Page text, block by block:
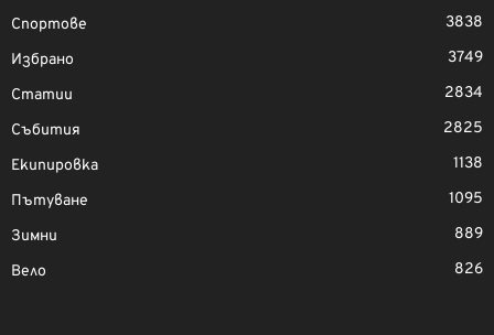
Спортове
3838
Избрано
3749
Статии
2834
Събития
2825
Екипировка
1138
Пътуване
1095
Зимни
889
Вело
826